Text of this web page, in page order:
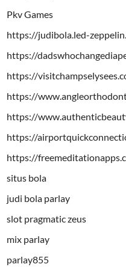
Pkv Games
https://judibola.led-
https://
https://
https://
https://
https://
https://
situs bola
judi bola parlay
slot pragmatic zeus
mix parlay
parlay855